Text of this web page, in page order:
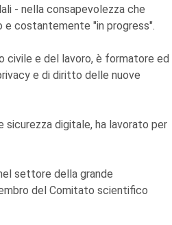
- nella consapevolezza che
e costantemente "in progress".
civile e del lavoro, è formatore ed
e di diritto delle nuove
sicurezza digitale, ha lavorato per
settore della grande
del Comitato scientifico